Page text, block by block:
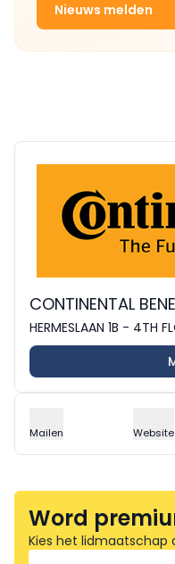
Nieuws melden
CONTINENTAL
HERMESLAAN 1B - 4TH
Mailen Website
Word
Kies het lidmaatschap